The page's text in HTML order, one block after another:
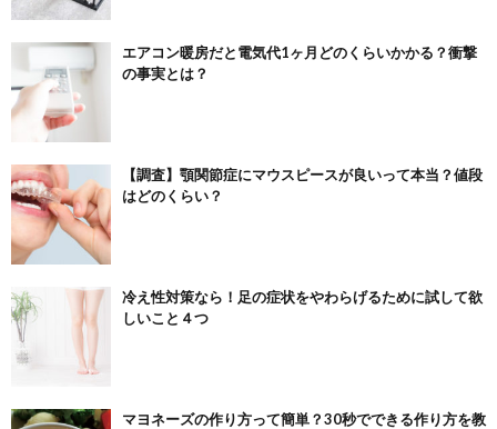
エアコン暖房だと電気代1ヶ月どのくらいかかる？衝撃
の事実とは？
【調査】顎関節症にマウスピースが良いって本当？値段
はどのくらい？
冷え性対策なら！足の症状をやわらげるために試して欲
しいこと４つ
マヨネーズの作り方って簡単？30秒でできる作り方を教